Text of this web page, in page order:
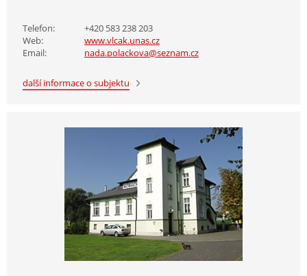
Telefon:
+420 583 238 203
Web:
www.vlcak.unas.cz
Email:
nada.polackova@seznam.cz
další informace o subjektu